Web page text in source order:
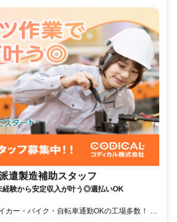
遣製造補助スタッフ
経験から安定収入が叶う◎週払いOK
カー・バイク・自転車通勤OKの工場多数！ ★